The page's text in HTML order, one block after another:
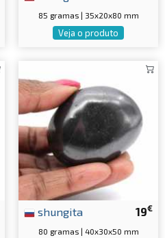
85 gramas | 35x20x80 mm
Veja o produto
19€
shungita
80 gramas | 40x30x50 mm